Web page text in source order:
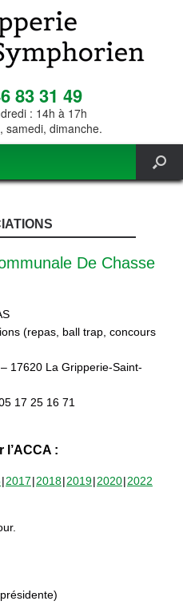
83 31 49
: 14h à 17h
samedi, dimanche.
De Chasse
(repas, ball trap, concours
17620 La Gripperie-Saint-
17 25 16 71
l’ACCA :
2017 2018 2019 2020 2022